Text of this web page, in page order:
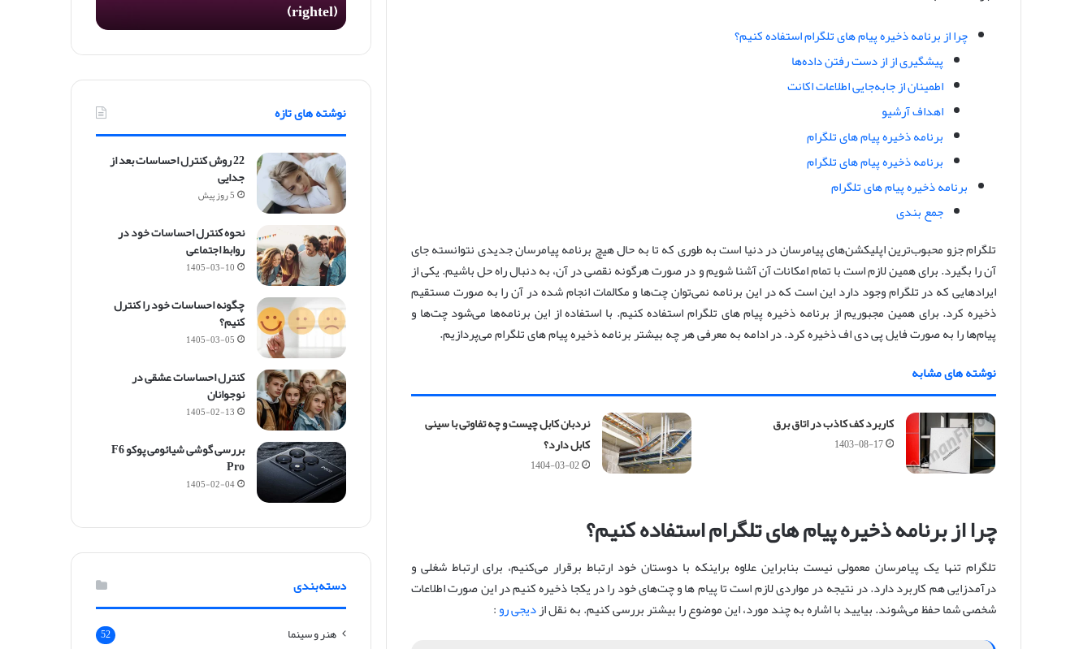
ل
ی
م
ی
ل
چرا از برنامه ذخیره پیام های تلگرام استفاده کنیم؟
پیشگیری از از دست رفتن داده‌ها
اطمینان از جابه‌جایی اطلاعات اکانت
اهداف آرشیو
برنامه ذخیره پیام های تلگرام
برنامه ذخیره پیام های تلگرام
برنامه ذخیره پیام های تلگرام
جمع بندی
تلگرام جزو محبوب‌ترین اپلیکشن‌های پیامرسان در دنیا است به طوری که تا به حال هیچ برنامه پیامرسان جدیدی نتوانسته جای
آن را بگیرد. برای همین لازم است با تمام امکانات آن آشنا شویم و در صورت هرگونه نقصی در آن، به دنبال راه حل باشیم. یکی از
ایرادهایی که در تلگرام وجود دارد این است که در این برنامه نمی‌توان چت‌ها و مکالمات انجام شده در آن را به صورت مستقیم
ذخیره کرد. برای همین مجبوریم از برنامه ذخیره پیام های تلگرام استفاده کنیم. با استفاده از این برنامه‌ها می‌شود چت‌ها و
پیام‌ها را به صورت فایل پی دی اف ذخیره کرد. در ادامه به معرفی هر چه بیشتر برنامه ذخیره پیام های تلگرام می‌پردازیم.
نوشته های مشابه
کاربرد کف کاذب در اتاق برق
1403-08-17
نردبان کابل چیست و چه تفاوتی با سینی
کابل دارد؟
1404-03-02
چرا از برنامه ذخیره پیام های تلگرام استفاده کنیم؟
تلگرام تنها یک پیامرسان معمولی نیست بنابراین علاوه براینکه با دوستان خود ارتباط برقرار می‌کنیم، برای ارتباط شغلی و
درآمدزایی هم کاربرد دارد. در نتیجه در مواردی لازم است تا پیام ها و چت‌های خود را در یکجا ذخیره کنیم در این صورت اطلاعات
شخصی شما حفظ می‌شوند. بیایید با اشاره به چند مورد، این موضوع را بیشتر بررسی کنیم. به نقل ازدیجی رو:
ا
ر
ن
ر
م
ی
ن
گ
ر
ا
ی
ت
ل
(
r
i
g
h
t
e
)
(rightel)
نوشته های تازه
22 روش کنترل احساسات بعد از
جدایی
5 روز پیش
نحوه کنترل احساسات خود در
روابط اجتماعی
1405-03-10
چگونه احساسات خود را کنترل
کنیم؟
1405-03-05
کنترل احساسات عشقی در
نوجوانان
1405-02-13
بررسی گوشی شیائومی پوکو F6
Pro
1405-02-04
دسته‌بندی
هنر و سینما 52